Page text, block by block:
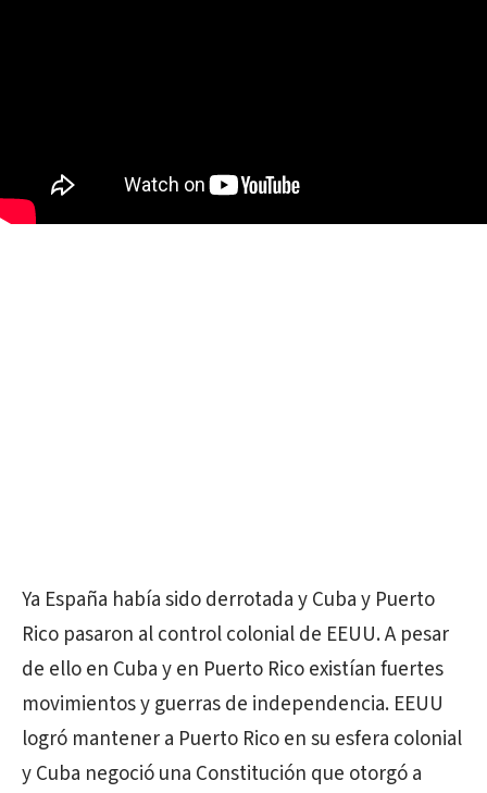
Ya España había sido derrotada y Cuba y Puerto
Rico pasaron al control colonial de EEUU. A pesar
de ello en Cuba y en Puerto Rico existían fuertes
movimientos y guerras de independencia. EEUU
logró mantener a Puerto Rico en su esfera colonial
y Cuba negoció una Constitución que otorgó a